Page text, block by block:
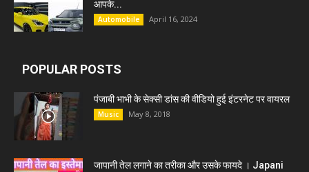
आपके...
Automobile April 16, 2024
POPULAR POSTS
पंजाबी भाभी के सेक्सी डांस की वीडियो हुई इंटरनेट पर वायरल
Music May 8, 2018
जापानी तेल लगाने का तरीका और उसके फायदे । Japani